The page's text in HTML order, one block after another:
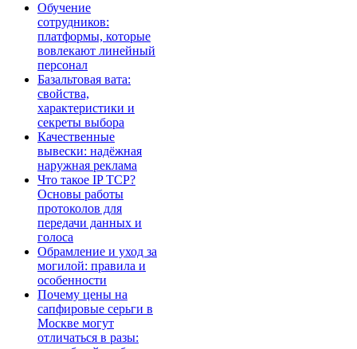
Обучение
сотрудников:
платформы, которые
вовлекают линейный
персонал
Базальтовая вата:
свойства,
характеристики и
секреты выбора
Качественные
вывески: надёжная
наружная реклама
Что такое IP TCP?
Основы работы
протоколов для
передачи данных и
голоса
Обрамление и уход за
могилой: правила и
особенности
Почему цены на
сапфировые серьги в
Москве могут
отличаться в разы: